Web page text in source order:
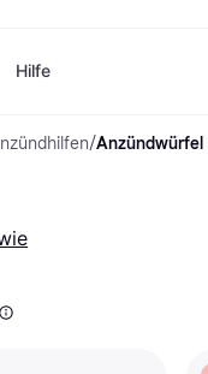
Shopping und
Temu
Samsung
Shoppe und
Hilfe
/Anzündwürfel